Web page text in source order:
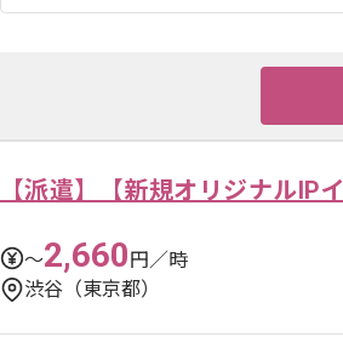
【派遣】【新規オリジナルIP
〜2,660円／時
渋谷（東京都）